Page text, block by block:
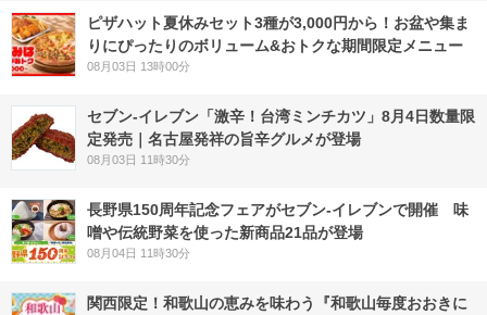
ピザハット夏休みセット3種が3,000円から！お盆や集ま
りにぴったりのボリューム&おトクな期間限定メニュー
08月03日 13時00分
セブン-イレブン「激辛！台湾ミンチカツ」8月4日数量限
定発売｜名古屋発祥の旨辛グルメが登場
08月03日 11時30分
長野県150周年記念フェアがセブン-イレブンで開催 味
噌や伝統野菜を使った新商品21品が登場
08月04日 11時30分
関西限定！和歌山の恵みを味わう『和歌山毎度おおきに